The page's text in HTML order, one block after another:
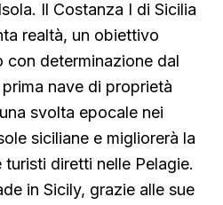
Il Costanza I di Sicilia
realtà, un obiettivo
con determinazione dal
nave di proprietà
svolta epocale nei
siciliane e migliorerà la
diretti nelle Pelagie.
in Sicily, grazie alle sue